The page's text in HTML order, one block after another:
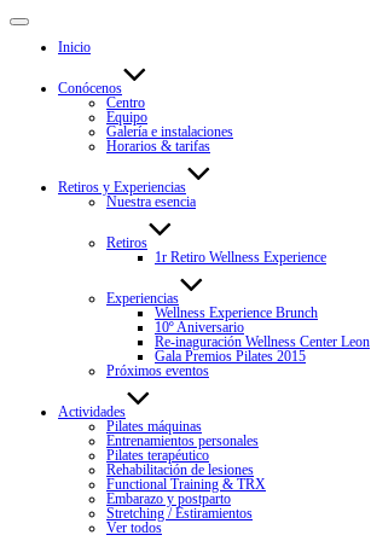
Alternar
navegación
Inicio
Conócenos
Centro
Equipo
Galería e instalaciones
Horarios & tarifas
Retiros y Experiencias
Nuestra esencia
Retiros
1r Retiro Wellness Experience
Experiencias
Wellness Experience Brunch
10º Aniversario
Re-inaguración Wellness Center Leon​
Gala Premios Pilates 2015
Próximos eventos
Actividades
Pilates máquinas
Entrenamientos personales
Pilates terapéutico
Rehabilitación de lesiones
Functional Training & TRX
Embarazo y postparto
Stretching / Estiramientos
Ver todos